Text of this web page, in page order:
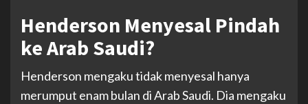
Henderson Menyesal Pindah
ke Arab Saudi?
Henderson mengaku tidak menyesal hanya
merumput enam bulan di Arab Saudi. Dia mengaku